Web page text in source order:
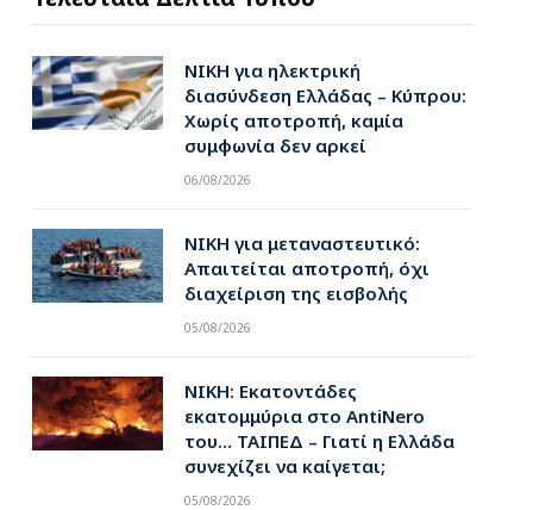
ΝΙΚΗ για ηλεκτρική
διασύνδεση Ελλάδας – Κύπρου:
Χωρίς αποτροπή, καμία
συμφωνία δεν αρκεί
06/08/2026
ΝΙΚΗ για μεταναστευτικό:
Απαιτείται αποτροπή, όχι
διαχείριση της εισβολής
05/08/2026
ΝΙΚΗ: Εκατοντάδες
εκατομμύρια στο AntiNero
του… ΤΑΙΠΕΔ – Γιατί η Ελλάδα
συνεχίζει να καίγεται;
05/08/2026